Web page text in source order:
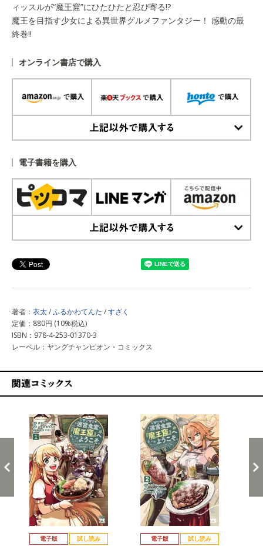
ィッスルが“魔王窟”にひたひたと忍び寄る!?
魔王を目指す少女による異世界グルメファンタジー！ 感動の最
終巻!!
オンライン書店で購入
電子書籍を購入
著者： 衣太/ふるかわてんた /すざく
定価：880円 (10%税込)
ISBN：978-4-253-01370-3
レーベル：ヤングチャンピオン・コミックス
電子版 試し読み 電子版 試し読み